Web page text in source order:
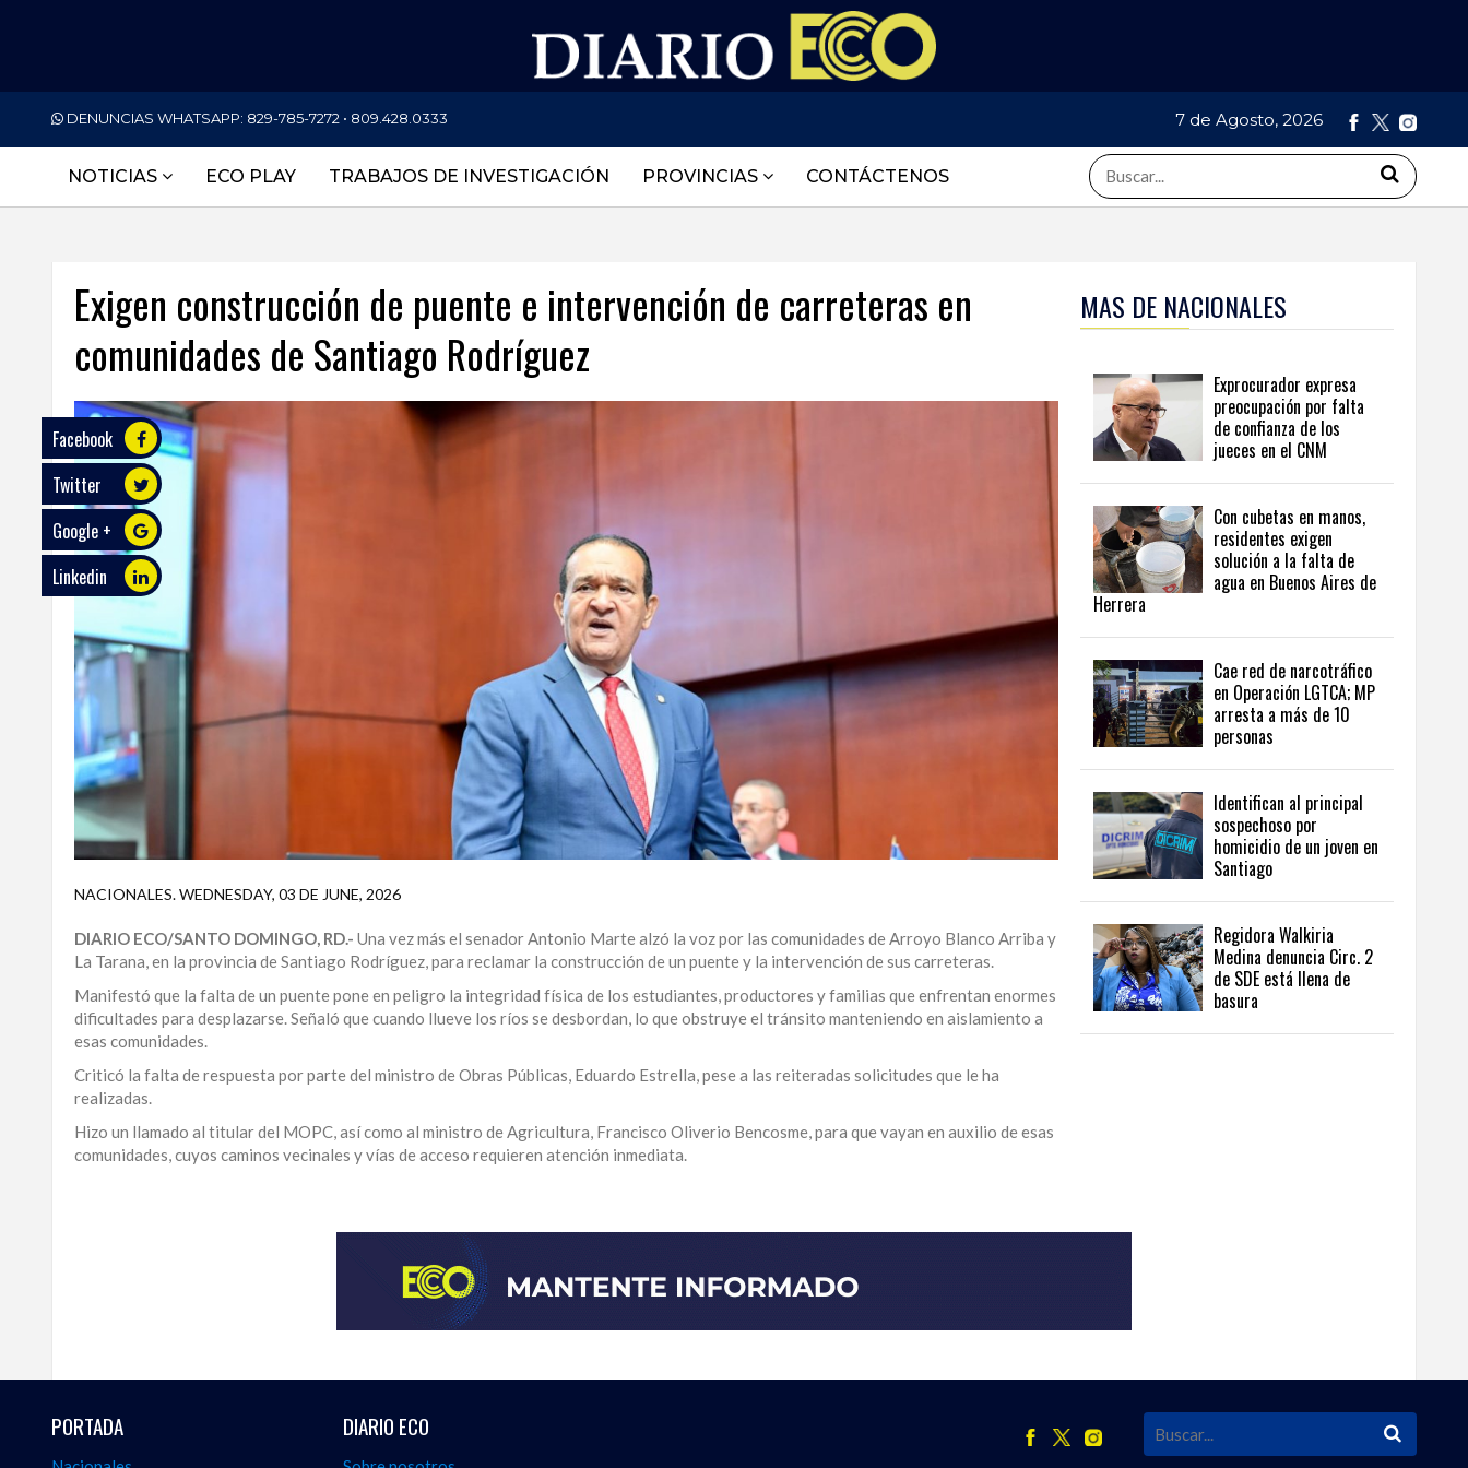
DENUNCIAS WHATSAPP: 829-785-7272 • 809.428.0333 7 de Agosto, 2026
NOTICIAS ECO PLAY TRABAJOS DE INVESTIGACIÓN PROVINCIAS CONTÁCTENOS
NACIONALES
ECONOMÍA
SALUD
TECNOLOGÍA
ECO
PLAY
TRABAJOS
INVESTIGACIÓN
PROVINCIAS
DISTRITO
NACIONAL
SANTO
DOMINGO
SANTIAGO
JUAN
ALTAGRACIA
PUERTO
PLATA
CONTÁCTENOS
Exigen construcción de puente e intervención de carreteras en
comunidades de Santiago Rodríguez
Facebook
Twitter
Google +
Linkedin
NACIONALES.WEDNESDAY, 03 DE JUNE, 2026
DIARIO ECO/SANTO DOMINGO, RD.- Una vez más el senador Antonio Marte alzó la voz por las comunidades de Arroyo Blanco Arriba y
La Tarana, en la provincia de Santiago Rodríguez, para reclamar la construcción de un puente y la intervención de sus carreteras.
Manifestó que la falta de un puente pone en peligro la integridad física de los estudiantes, productores y familias que enfrentan enormes
dificultades para desplazarse. Señaló que cuando llueve los ríos se desbordan, lo que obstruye el tránsito manteniendo en aislamiento a
esas comunidades.
Criticó la falta de respuesta por parte del ministro de Obras Públicas, Eduardo Estrella, pese a las reiteradas solicitudes que le ha
realizadas.
Hizo un llamado al titular del MOPC, así como al ministro de Agricultura, Francisco Oliverio Bencosme, para que vayan en auxilio de esas
comunidades, cuyos caminos vecinales y vías de acceso requieren atención inmediata.
desde
una
perspectiva
MAS DE NACIONALES
Exprocurador expresa
preocupación por falta
de confianza de los
jueces en el CNM
Con cubetas en manos,
residentes exigen
solución a la falta de
agua en Buenos Aires de
Herrera
Cae red de narcotráfico
en Operación LGTCA; MP
arresta a más de 10
personas
Identifican al principal
sospechoso por
homicidio de un joven en
Santiago
Regidora Walkiria
Medina denuncia Circ. 2
de SDE está llena de
basura
PORTADA DIARIO ECO